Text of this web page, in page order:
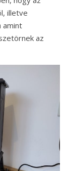
illetve
amint
az